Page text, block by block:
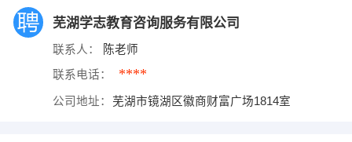
芜湖学志教育咨询服务有限公司
联系人： 陈老师
联系电话： ****
公司地址： 芜湖市镜湖区徽商财富广场1814室